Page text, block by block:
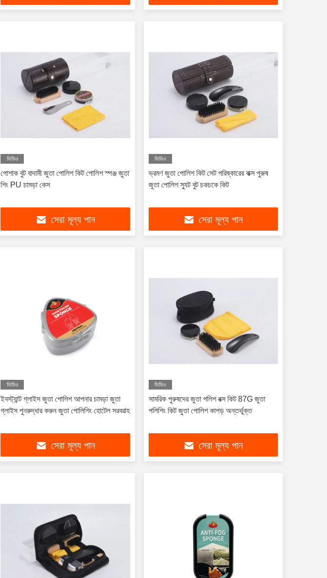
ভিডিও
পোশাক বুট বাদামী জুতা পোলিশ কিট পোলিশ স্পঞ্জ জুতা
শিং PU চামড়া কেস
সেরা মূল্য পান
ভিডিও
ভ্রমণ জুতা পোলিশ কিট সেট পরিষ্কারের বাক্স পুরুষ
জুতা পোলিশ স্যুট বুট চকচকে কিট
সেরা মূল্য পান
ভিডিও
ইনস্ট্যান্ট গ্লাইস জুতা পোলিশ আপনার চামড়া জুতা
গ্লাইস পুনরুদ্ধার করুন জুতা পোলিশিং হোটেল সরবরাহ
সেরা মূল্য পান
ভিডিও
সামরিক পুরুষদের জুতা পলিশ বক্স কিট 87G জুতা
পলিশিং কিট জুতা পোলিশ কাপড় অন্তর্ভুক্ত
সেরা মূল্য পান